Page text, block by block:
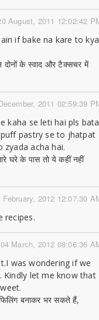
August, 2011 12:02:42
if bake na kare to kya
के स्वाद और टैक्सचर में
2011 02:59:39
kaha se leti hai pls bata
pastry se to jhatpat
zyada acha hai.
घरे के पास तो ये कहीं नहीं
February, 2012 12:07:30
recipes.
04 March, 2012 08:06:36
was wondering if we
Kindly let me know that
बनाकर भर सकते हैं,